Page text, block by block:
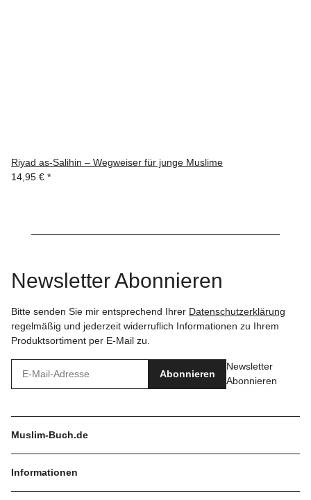
Riyad as-Salihin – Wegweiser für junge Muslime
14,95 € *
Newsletter Abonnieren
Bitte senden Sie mir entsprechend Ihrer Datenschutzerklärung
regelmäßig und jederzeit widerruflich Informationen zu Ihrem
Produktsortiment per E-Mail zu.
Abonnieren
Newsletter
Abonnieren
Muslim-Buch.de
Informationen